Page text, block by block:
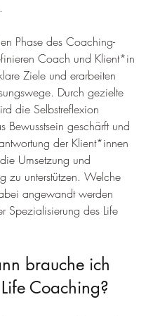
Phase des Coaching-
Coach und Klient*in
Ziele und erarbeiten
Durch gezielte
die Selbstreflexion
Bewusstsein geschärft und
der Klient*innen
Umsetzung und
zu unterstützen. Welche
angewandt werden
Spezialisierung des Life
brauche ich
Coaching?